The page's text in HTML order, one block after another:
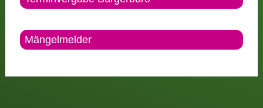
Mängelmelder